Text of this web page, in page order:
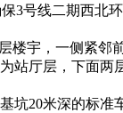
3号线二期西北
宇，一侧紧邻
站厅层，下面
20米深的标